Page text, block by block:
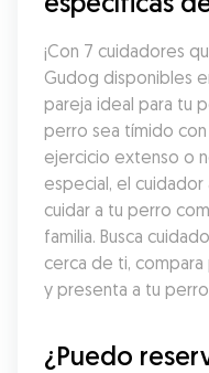
¡Con 7 cuidadores
Gudog disponibles
pareja ideal para tu
perro sea tímido
ejercicio extenso o
especial, el
cuidar a tu perro
familia. Busca
cerca de ti,
y presenta a tu
¿Puedo